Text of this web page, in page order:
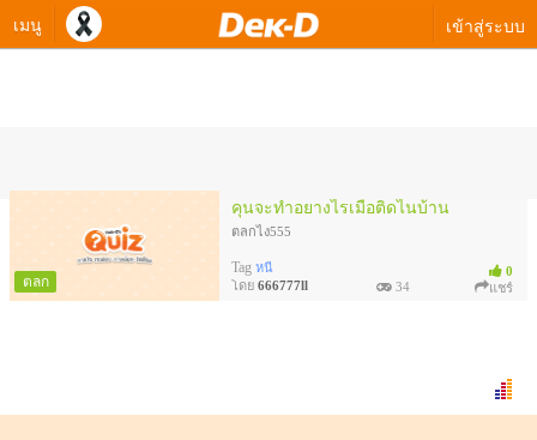
เมนู เข้าสู่ระบบ
ตลก
คุนจะทำอยางไรเมื่อติดไนบ้าน
0
ตลกไง555
Tag หนี
โดย 666777ll 34 แชร์